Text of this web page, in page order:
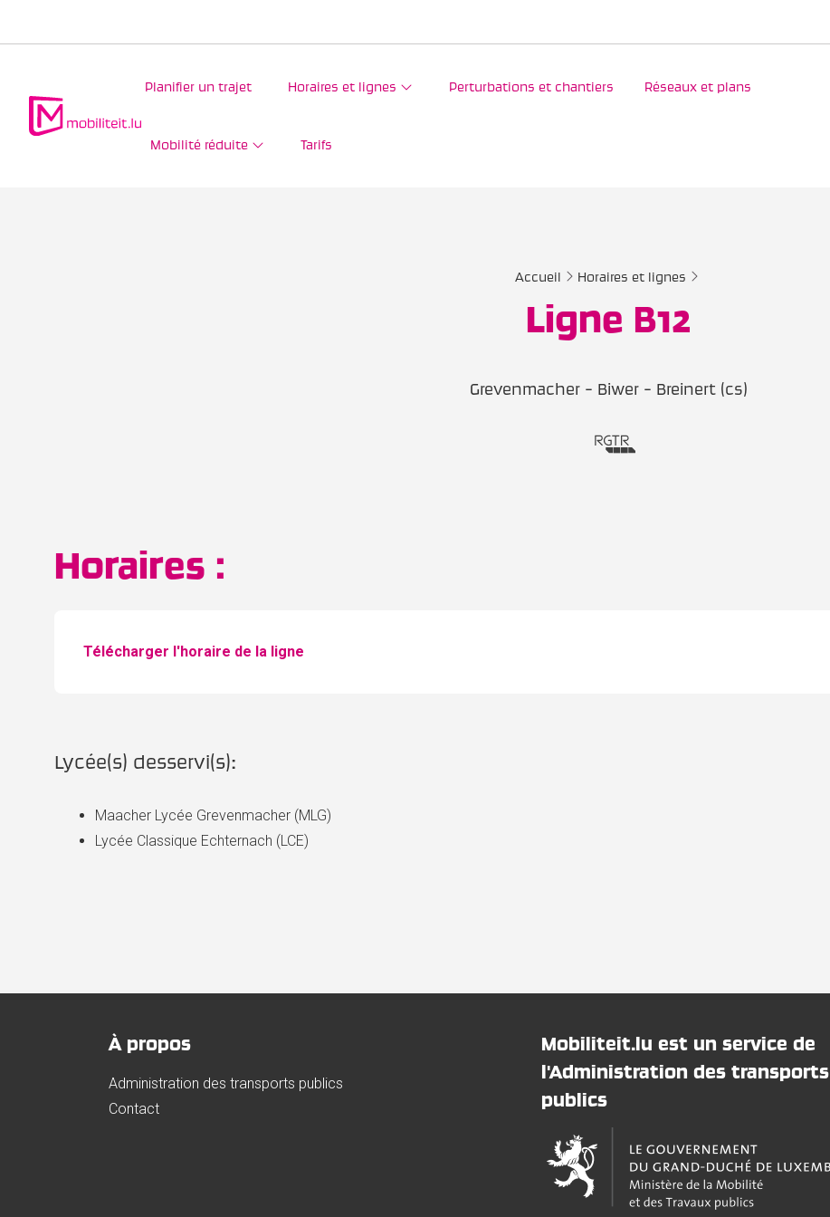
Planifier un trajet Horaires et lignes Perturbations et chantiers Réseaux et plans
Mobilité réduite Tarifs
Accueil Horaires et lignes
Ligne B12
Grevenmacher - Biwer - Breinert (cs)
Horaires :
Télécharger l'horaire de la ligne
Lycée(s) desservi(s):
Maacher Lycée Grevenmacher (MLG)
Lycée Classique Echternach (LCE)
À propos
Administration des transports publics
Contact
Mobiliteit.lu est un service de
l'Administration des transports
publics